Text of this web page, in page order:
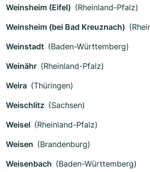
Weinsheim (Eifel) (Rheinland-Pfalz)
Weinsheim (bei Bad Kreuznach)
Weinstadt (Baden-Württemberg)
Weinähr (Rheinland-Pfalz)
Weira (Thüringen)
Weischlitz (Sachsen)
Weisel (Rheinland-Pfalz)
Weisen (Brandenburg)
Weisenbach (Baden-Württemberg)